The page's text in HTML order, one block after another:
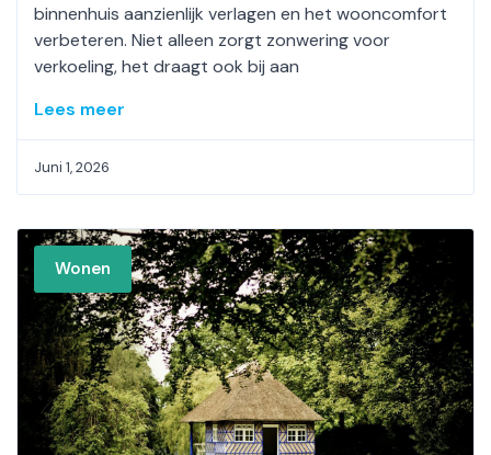
binnenhuis aanzienlijk verlagen en het wooncomfort
verbeteren. Niet alleen zorgt zonwering voor
verkoeling, het draagt ook bij aan
Lees meer
Juni 1, 2026
Wonen